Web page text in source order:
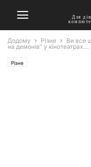
Для
Додому Різне
Ви все
на демонів” у кінотеатрах....
Різне